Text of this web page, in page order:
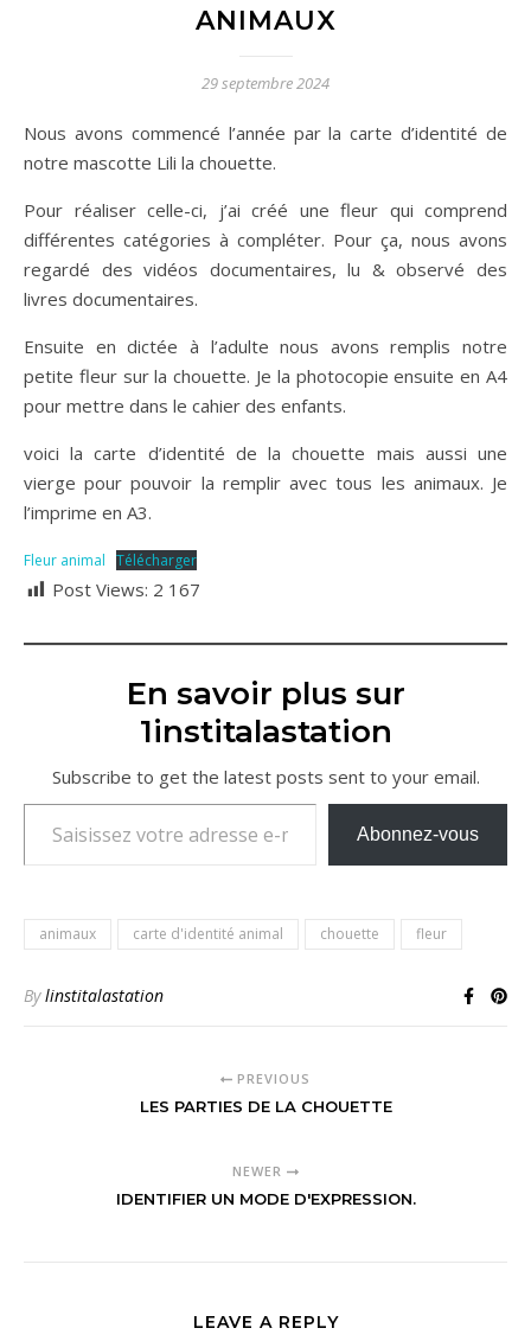
ANIMAUX
29 septembre 2024
Nous avons commencé l’année par la carte d’identité de
notre mascotte Lili la chouette.
Pour réaliser celle-ci, j’ai créé une fleur qui comprend
différentes catégories à compléter. Pour ça, nous avons
regardé des vidéos documentaires, lu & observé des
livres documentaires.
Ensuite en dictée à l’adulte nous avons remplis notre
petite fleur sur la chouette. Je la photocopie ensuite en A4
pour mettre dans le cahier des enfants.
voici la carte d’identité de la chouette mais aussi une
vierge pour pouvoir la remplir avec tous les animaux. Je
l’imprime en A3.
Fleur animal Télécharger
Post Views: 2 167
En savoir plus sur
1institalastation
Subscribe to get the latest posts sent to your email.
Saisissez votre adresse e-mail…
Abonnez-vous
animaux carte d'identité animal chouette fleur
Bylinstitalastation
PREVIOUS
LES PARTIES DE LA CHOUETTE
NEWER
IDENTIFIER UN MODE D'EXPRESSION.
LEAVE A REPLY